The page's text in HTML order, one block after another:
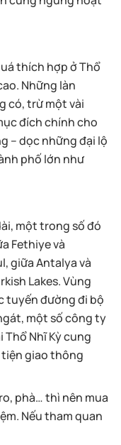
Những làn
có, trừ một vài
đích chính cho
dọc những đại lộ
phố lớn như
một trong số đó
Fethiye và
giữa Antalya và
Lakes. Vùng
đường đi bộ
một số công ty
Nhĩ Kỳ cung
giao thông
phà… thì nên mua
Nếu tham quan